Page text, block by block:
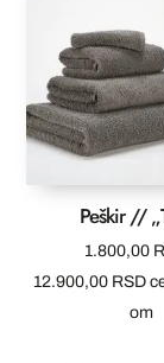
Peškir //
1.800,00
12.900,00 RSD
om